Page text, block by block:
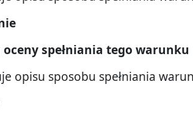
spełniania tego warunku
opisu sposobu spełniania